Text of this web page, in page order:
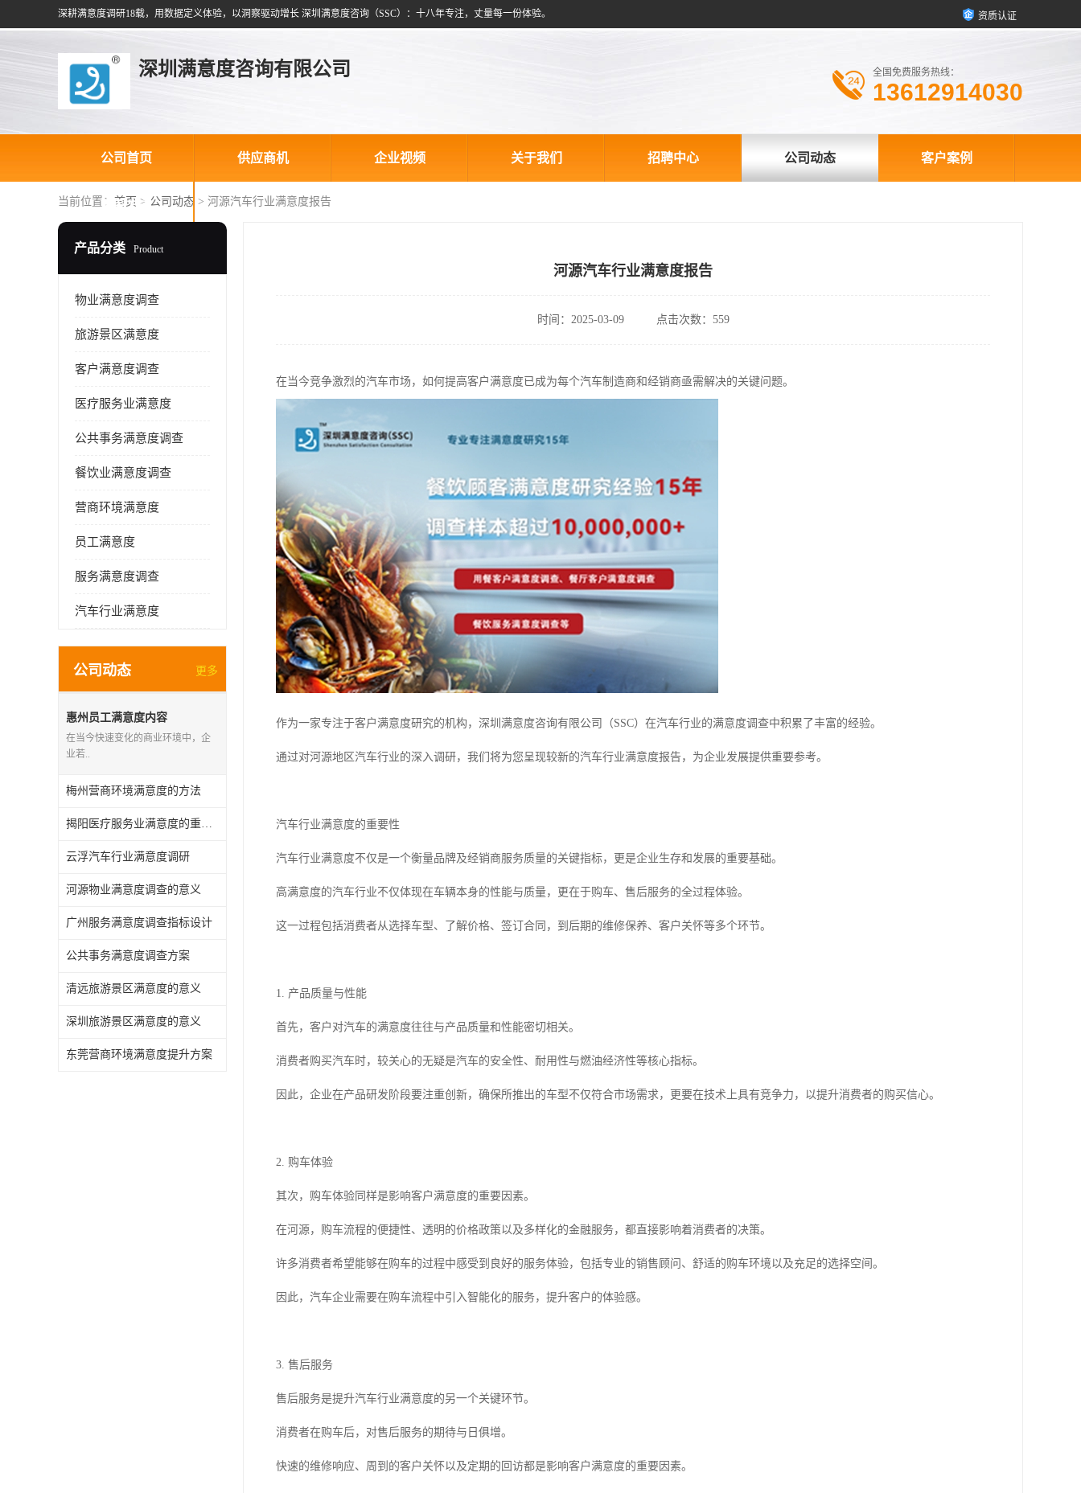
深耕满意度调研18载，用数据定义体验，以洞察驱动增长 深圳满意度咨询（SSC）：十八年专注，丈量每一份体验。 资质认证
深圳满意度咨询有限公司 全国免费服务热线：
13612914030
公司首页 供应商机 企业视频 关于我们 招聘中心 公司动态 客户案例
联系方式
当前位置： 首页 > 公司动态 > 河源汽车行业满意度报告
产品分类 Product
物业满意度调查
旅游景区满意度
客户满意度调查
医疗服务业满意度
公共事务满意度调查
餐饮业满意度调查
营商环境满意度
员工满意度
服务满意度调查
汽车行业满意度
公司动态 更多
惠州员工满意度内容
在当今快速变化的商业环境中，企
业若..
梅州营商环境满意度的方法
揭阳医疗服务业满意度的重要性有哪些
云浮汽车行业满意度调研
河源物业满意度调查的意义
广州服务满意度调查指标设计
公共事务满意度调查方案
清远旅游景区满意度的意义
深圳旅游景区满意度的意义
东莞营商环境满意度提升方案
河源汽车行业满意度报告
时间：2025-03-09 点击次数：559
在当今竞争激烈的汽车市场，如何提高客户满意度已成为每个汽车制造商和经销商亟需解决的关键问题。
作为一家专注于客户满意度研究的机构，深圳满意度咨询有限公司（SSC）在汽车行业的满意度调查中积累了丰富的经验。
通过对河源地区汽车行业的深入调研，我们将为您呈现较新的汽车行业满意度报告，为企业发展提供重要参考。
汽车行业满意度的重要性
汽车行业满意度不仅是一个衡量品牌及经销商服务质量的关键指标，更是企业生存和发展的重要基础。
高满意度的汽车行业不仅体现在车辆本身的性能与质量，更在于购车、售后服务的全过程体验。
这一过程包括消费者从选择车型、了解价格、签订合同，到后期的维修保养、客户关怀等多个环节。
1. 产品质量与性能
首先，客户对汽车的满意度往往与产品质量和性能密切相关。
消费者购买汽车时，较关心的无疑是汽车的安全性、耐用性与燃油经济性等核心指标。
因此，企业在产品研发阶段要注重创新，确保所推出的车型不仅符合市场需求，更要在技术上具有竞争力，以提升消费者的购买信心。
2. 购车体验
其次，购车体验同样是影响客户满意度的重要因素。
在河源，购车流程的便捷性、透明的价格政策以及多样化的金融服务，都直接影响着消费者的决策。
许多消费者希望能够在购车的过程中感受到良好的服务体验，包括专业的销售顾问、舒适的购车环境以及充足的选择空间。
因此，汽车企业需要在购车流程中引入智能化的服务，提升客户的体验感。
3. 售后服务
售后服务是提升汽车行业满意度的另一个关键环节。
消费者在购车后，对售后服务的期待与日俱增。
快速的维修响应、周到的客户关怀以及定期的回访都是影响客户满意度的重要因素。